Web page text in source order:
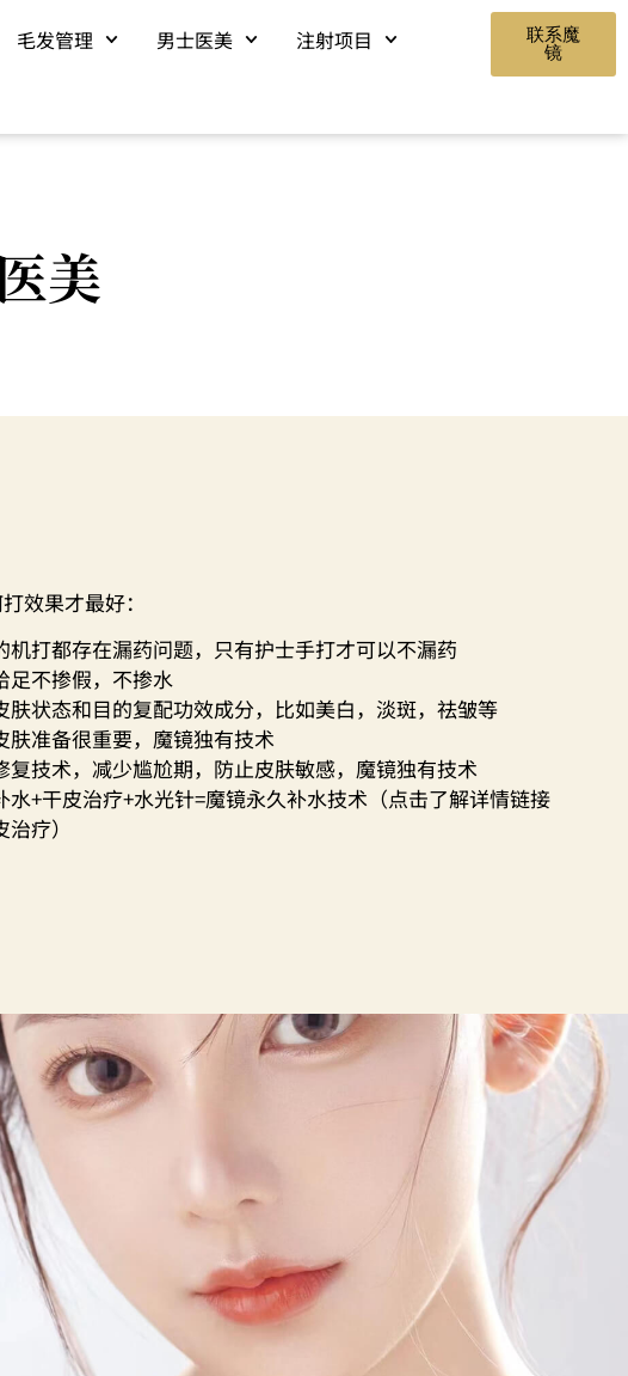
毛发管理 男士医美
注射项目
联系魔
镜
美
效果才最好：
机打都存在漏药问题，只有护士手打才可以不漏药
足不掺假，不掺水
肤状态和目的复配功效成分，比如美白，淡斑，祛皱等
肤准备很重要，魔镜独有技术
复技术，减少尴尬期，防止皮肤敏感，魔镜独有技术
水+干皮治疗+水光针=魔镜永久补水技术（点击了解详情链接
疗）